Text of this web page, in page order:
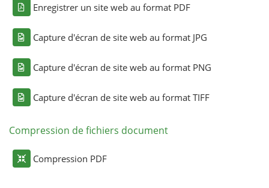
Enregistrer un site web au format PDF
Capture d'écran de site web au format JPG
Capture d'écran de site web au format PNG
Capture d'écran de site web au format TIFF
Compression de fichiers document
Compression PDF